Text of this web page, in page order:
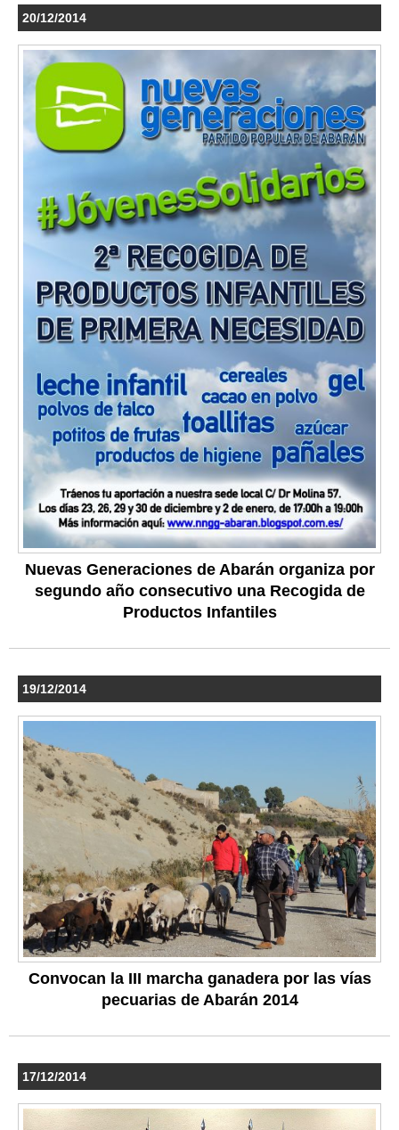
20/12/2014
Nuevas Generaciones de Abarán organiza por
segundo año consecutivo una Recogida de
Productos Infantiles
19/12/2014
Convocan la III marcha ganadera por las vías
pecuarias de Abarán 2014
17/12/2014